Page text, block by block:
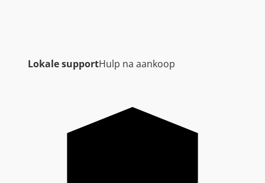
Lokale supportHulp na aankoop